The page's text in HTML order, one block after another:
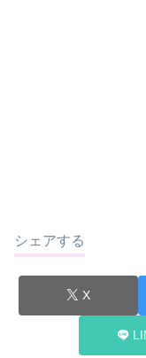
シェアする
X